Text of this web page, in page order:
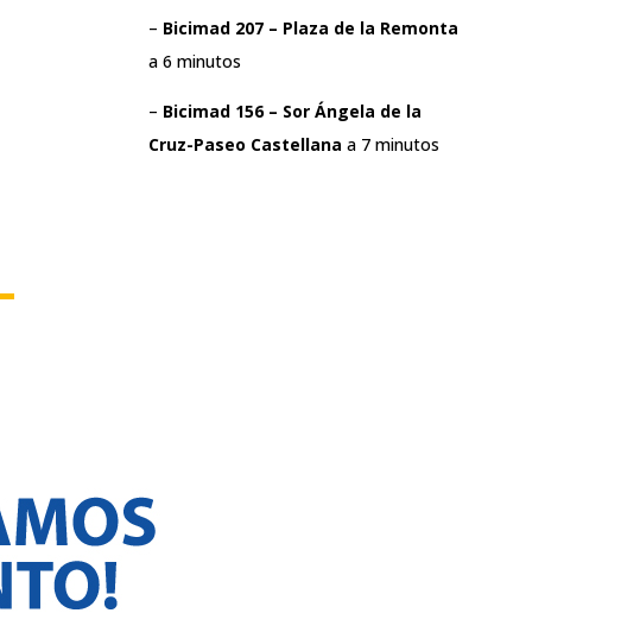
– Bicimad 207 – Plaza de la Remonta
a 6 minutos
– Bicimad 156 – Sor Ángela de la
Cruz-Paseo Castellana a 7 minutos